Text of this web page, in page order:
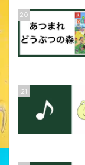
20
21